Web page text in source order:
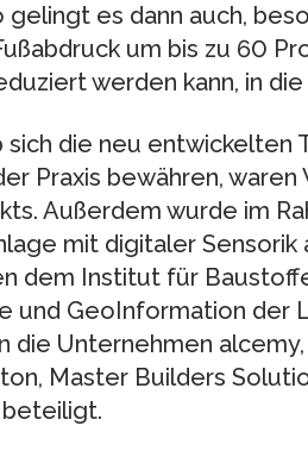
gelingt es dann auch,
um bis zu 60
werden kann, in die
die neu entwickelten
Praxis bewähren,
Außerdem wurde im
mit digitaler
dem Institut für
und GeoInformation der
die Unternehmen
Master Builders